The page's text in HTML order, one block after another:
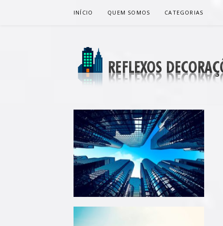
INÍCIO QUEM SOMOS CATEGORIAS
REFLEXOS